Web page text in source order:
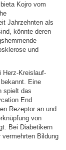
Kojro vom
Jahrzehnten als
könnte deren
und
Herz-Kreislauf-
Eine
spielt das
End
Rezeptor an und
von
Bei Diabetikern
Bildung